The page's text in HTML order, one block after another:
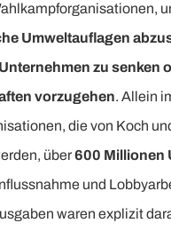
Umweltauflagen
zu senken
vorzugehen. Allein
die von Koch
über600 Millionen
und
waren explizit